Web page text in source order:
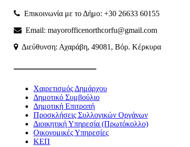
Επικοινωνία με το Δήμο: +30 26633 60155
Email: mayorofficenorthcorfu@gmail.com
Διεύθυνση: Αχαράβη, 49081, Βόρ. Κέρκυρα
———————
Χαιρετισμός Δημάρχου
Δημοτικό Συμβούλιο
Δημοτική Επιτροπή
Προσκλήσεις Συλλογικών Οργάνων
Διοικητική Υπηρεσία (Πρωτόκολλο)
Οικονομικές Υπηρεσίες
ΚΕΠ